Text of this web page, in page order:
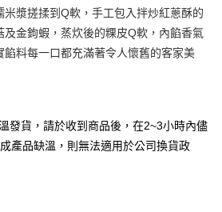
灣大哥大用戶可立即使用無須另外申請。
期」，訂單成立後會自動跳轉到大哥付的交易
漿搓揉到Q軟，手工包入拌炒紅蔥酥的
金鉤蝦，蒸炊後的粿皮Q軟，內餡香氣
餡料每一口都充滿著令人懷舊的客家美
發貨，請於收到商品後，在2~3小時內儘
產品缺溫，則無法適用於公司換貨政